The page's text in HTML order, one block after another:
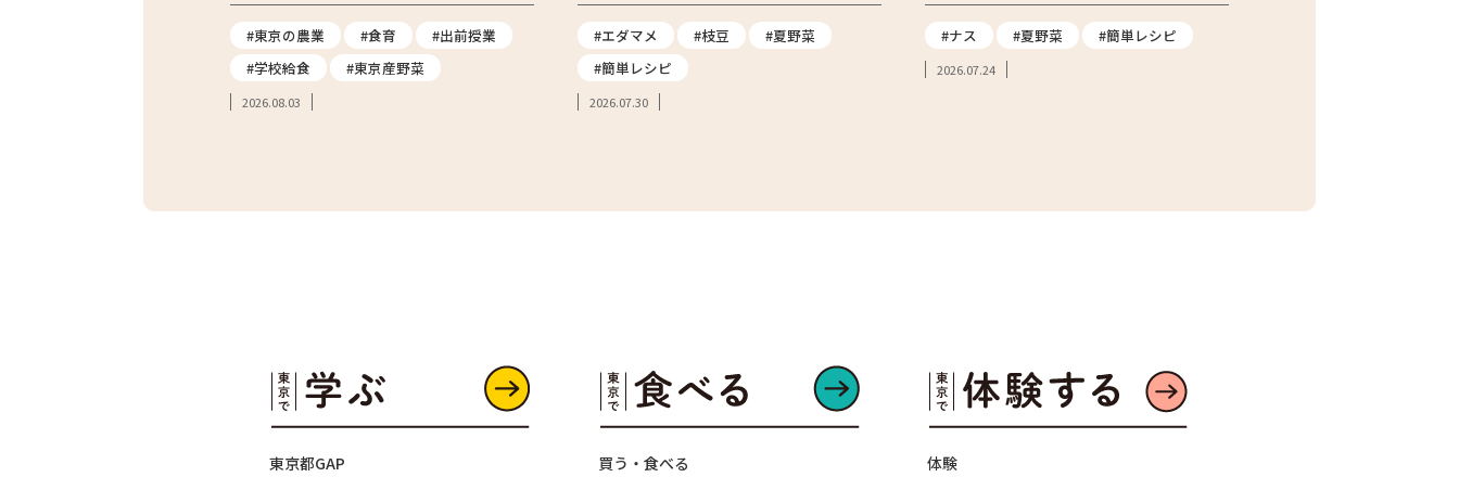
#東京の農業 #食育
#出前授業
#学校給食
#東京産野菜
2026.08.03
#エダマメ #枝豆
#夏野菜
#簡単レシピ
2026.07.30
#ナス #夏野菜 #簡単レシピ
2026.07.24
東京都GAP 買う・食べる 体験